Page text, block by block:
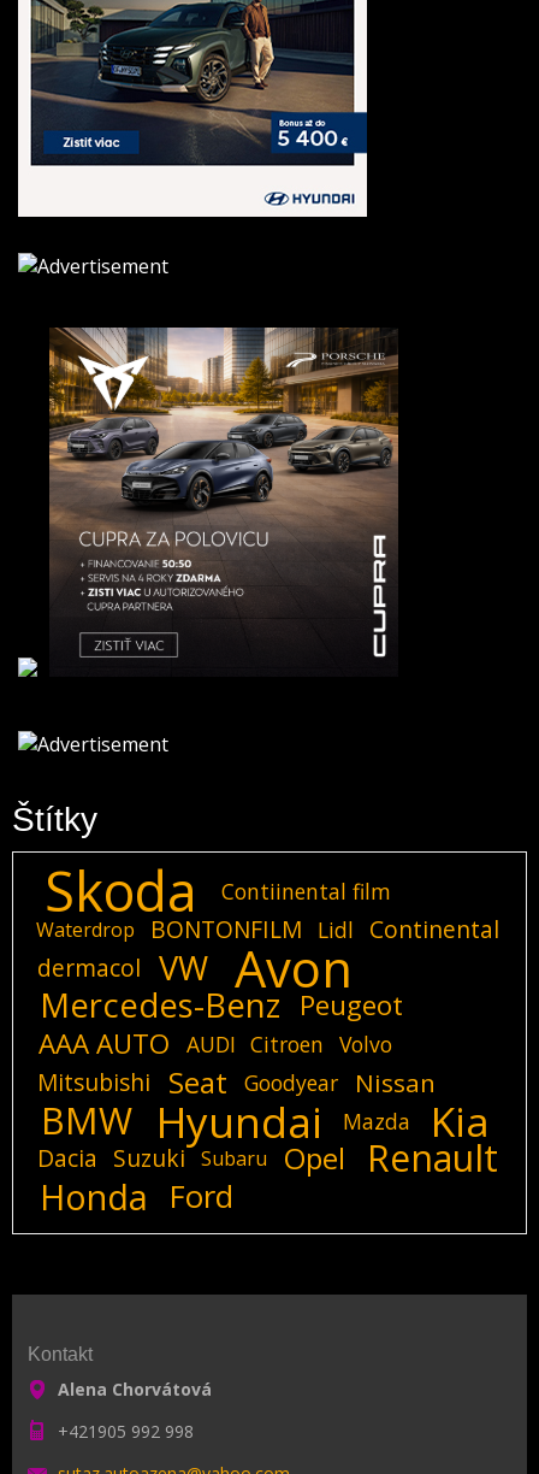
Štítky
Skoda Contiinental film
Waterdrop BONTONFILM Lidl
Continental
dermacol
VW Avon
Mercedes-Benz
Peugeot
AAA AUTO
AUDI Citroen Volvo
Mitsubishi Seat Goodyear Nissan
BMW Hyundai Mazda Kia
Dacia Suzuki Subaru Opel Renault
Honda Ford
Kontakt
Alena Chorvátová
+421905 992 998